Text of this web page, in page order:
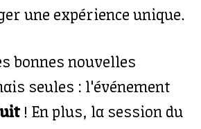
une expérience unique.
bonnes nouvelles
seules : l'événement
! En plus, la session du